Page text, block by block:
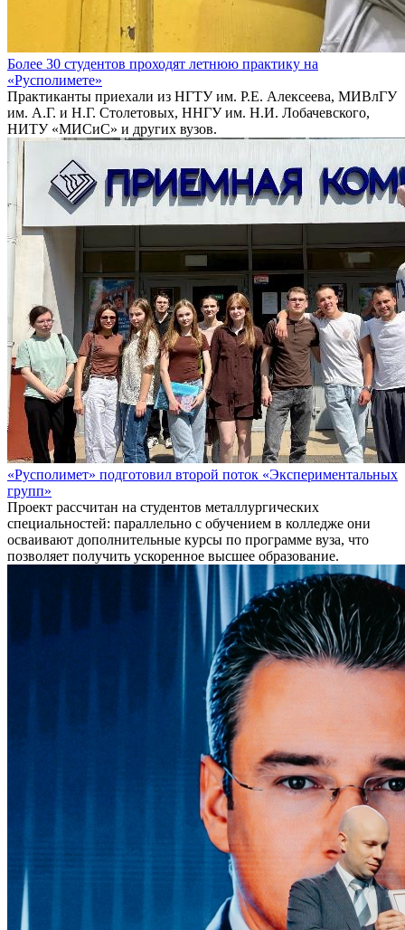
Более 30 студентов проходят летнюю практику на
«Русполимете»
Практиканты приехали из НГТУ им. Р.Е. Алексеева, МИВлГУ
им. А.Г. и Н.Г. Столетовых, ННГУ им. Н.И. Лобачевского,
НИТУ «МИСиС» и других вузов.
«Русполимет» подготовил второй поток «Экспериментальных
групп»
Проект рассчитан на студентов металлургических
специальностей: параллельно с обучением в колледже они
осваивают дополнительные курсы по программе вуза, что
позволяет получить ускоренное высшее образование.